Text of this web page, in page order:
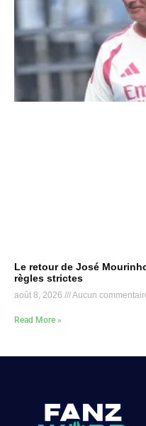
Le retour de José
règles strictes
août 8, 2026 Aucun
Read More »